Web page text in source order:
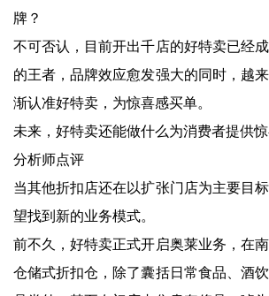
牌？
不可否认，目前开出千店的好特卖已经
的王者，品牌效应愈发强大的同时，越
渐认准好特卖，为惊喜感买单。
未来，好特卖还能做什么为消费者提供
分析师点评
当其他折扣店还在以扩张门店为主要目
望找到新的业务模式。
前不久，好特卖正式开启奥莱业务，在
仓储式折扣仓，除了囊括日常食品、酒